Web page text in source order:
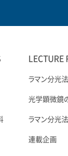
LECTURE
ラマン分光
光学顕微鏡
ラマン分光
連載企画